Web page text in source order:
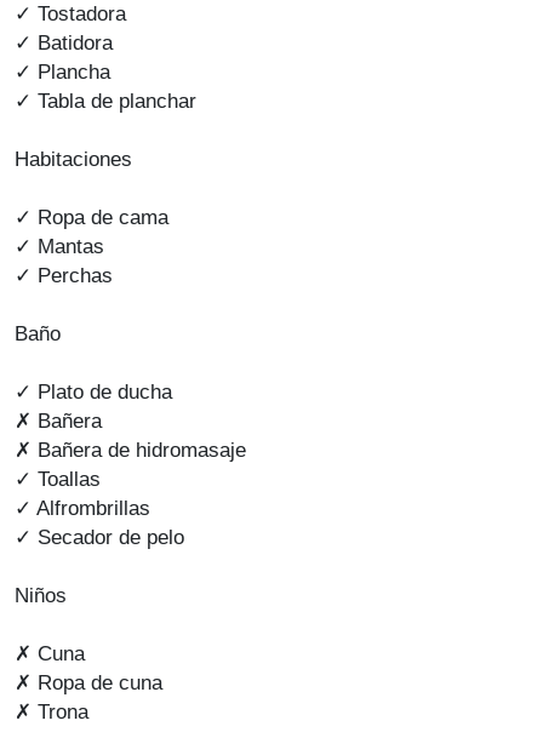
✓ Tostadora
✓ Batidora
✓ Plancha
✓ Tabla de planchar
Habitaciones
✓ Ropa de cama
✓ Mantas
✓ Perchas
Baño
✓ Plato de ducha
✗ Bañera
✗ Bañera de hidromasaje
✓ Toallas
✓ Alfrombrillas
✓ Secador de pelo
Niños
✗ Cuna
✗ Ropa de cuna
✗ Trona